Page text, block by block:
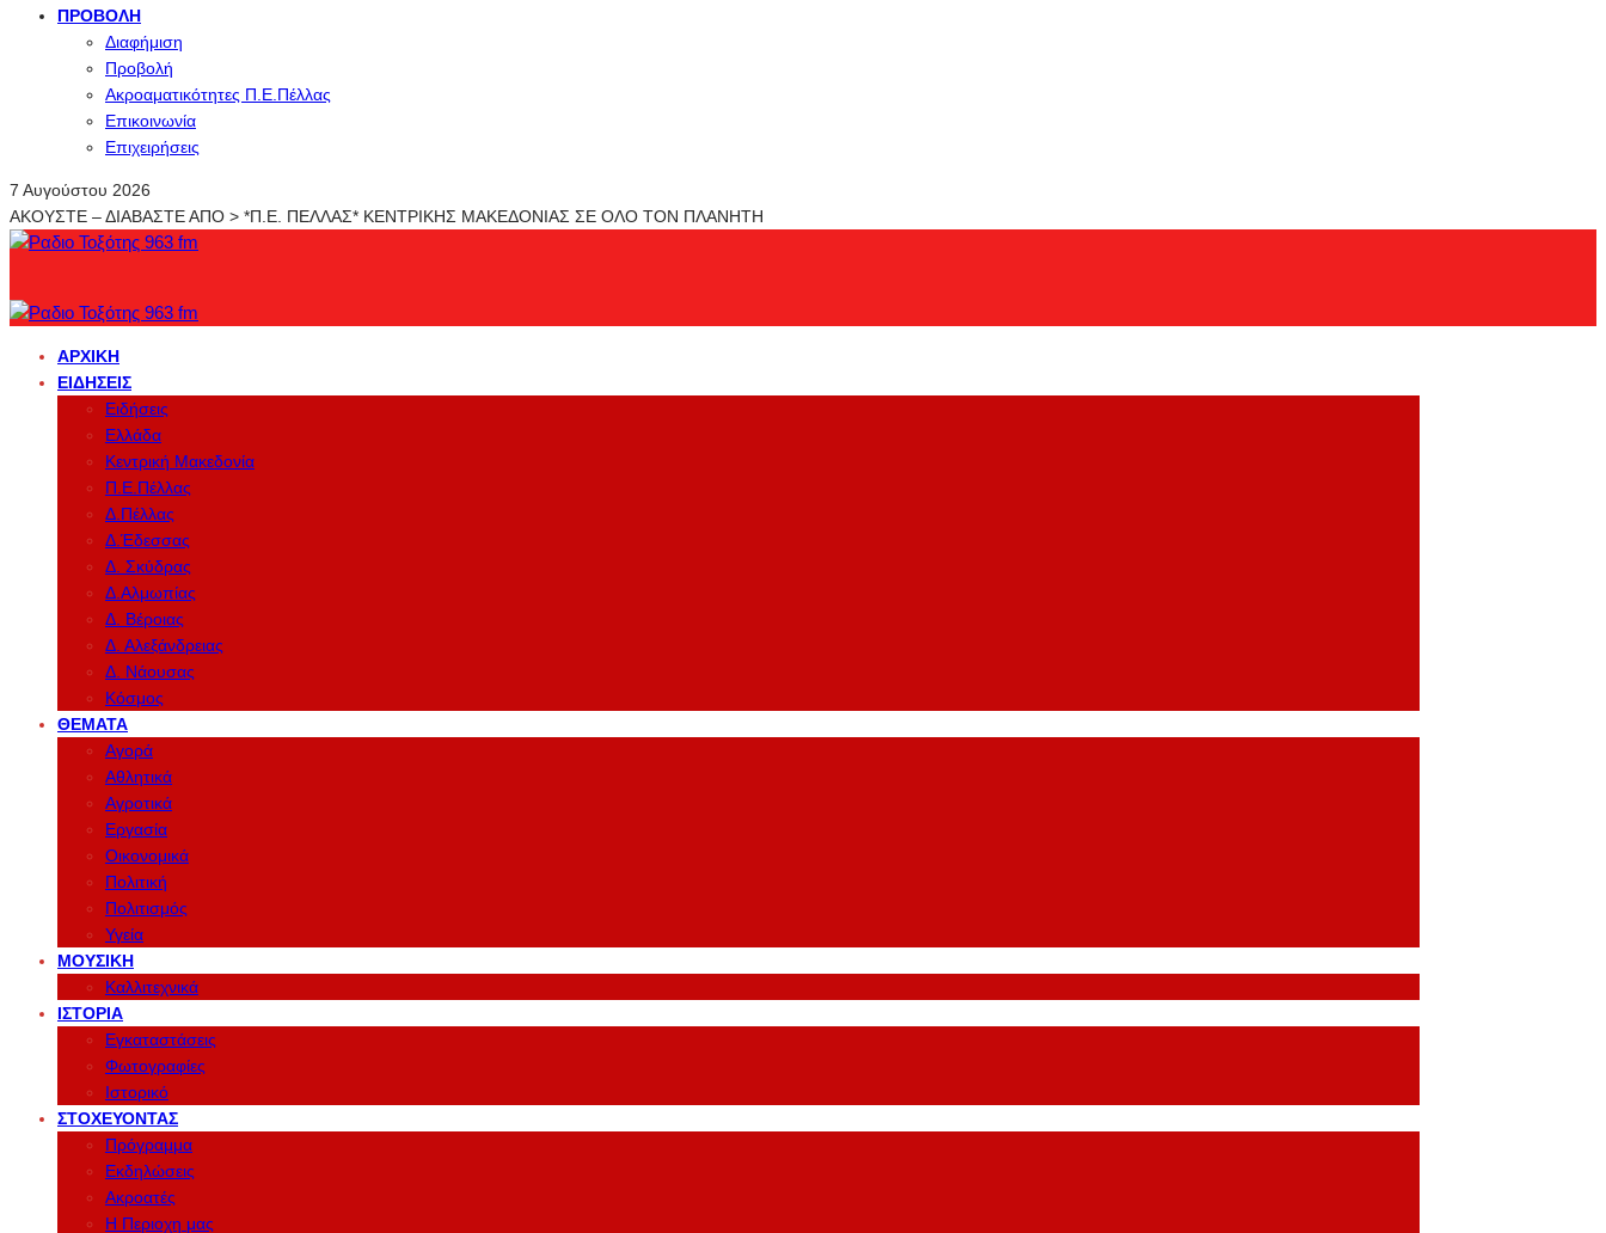
ΠΡΟΒΟΛΉ
Διαφήμιση
Προβολή
Ακροαματικότητες Π.Ε.Πέλλας
Επικοινωνία
Επιχειρήσεις
7 Αυγούστου 2026
ΑΚΟΥΣΤΕ – ΔΙΑΒΑΣΤΕ ΑΠΟ > *Π.Ε. ΠΕΛΛΑΣ* ΚΕΝΤΡΙΚΗΣ ΜΑΚΕΔΟΝΙΑΣ ΣΕ ΟΛΟ ΤΟΝ ΠΛΑΝΗΤΗ
ΑΡΧΙΚΉ
ΕΙΔΉΣΕΙΣ
Ειδήσεις
Ελλάδα
Κεντρική Μακεδονία
Π.Ε.Πέλλας
Δ.Πέλλας
Δ.Έδεσσας
Δ. Σκύδρας
Δ.Αλμωπίας
Δ. Βέροιας
Δ. Αλεξάνδρειας
Δ. Νάουσας
Κόσμος
ΘΈΜΑΤΑ
Αγορά
Αθλητικά
Αγροτικά
Εργασία
Οικονομικά
Πολιτική
Πολιτισμός
Υγεία
ΜΟΥΣΙΚΉ
Καλλιτεχνικά
ΙΣΤΟΡΊΑ
Εγκαταστάσεις
Φωτογραφίες
Ιστορικό
ΣΤΟΧΕΎΟΝΤΑΣ
Πρόγραμμα
Εκδηλώσεις
Ακροατές
Η Περιοχη μας